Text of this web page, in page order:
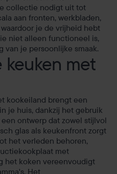
collectie nodigt uit tot
aan fronten, werkbladen,
je de vrijheid hebt
niet alleen functioneel is,
van je persoonlijke smaak.
met
kookeiland brengt een
je huis, dankzij het gebruik
ontwerp dat zowel stijlvol
glas als keukenfront zorgt
het verleden behoren,
met
het koken vereenvoudigt
Het